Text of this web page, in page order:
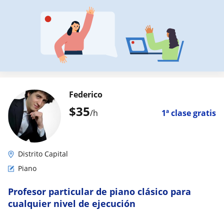
$35/h 1ª clase gratis
Federico
Distrito Capital
Piano
Profesor particular de piano clásico para
cualquier nivel de ejecución